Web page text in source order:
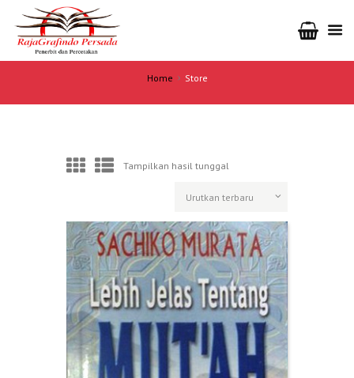
Home Store
Tampilkan hasil tunggal